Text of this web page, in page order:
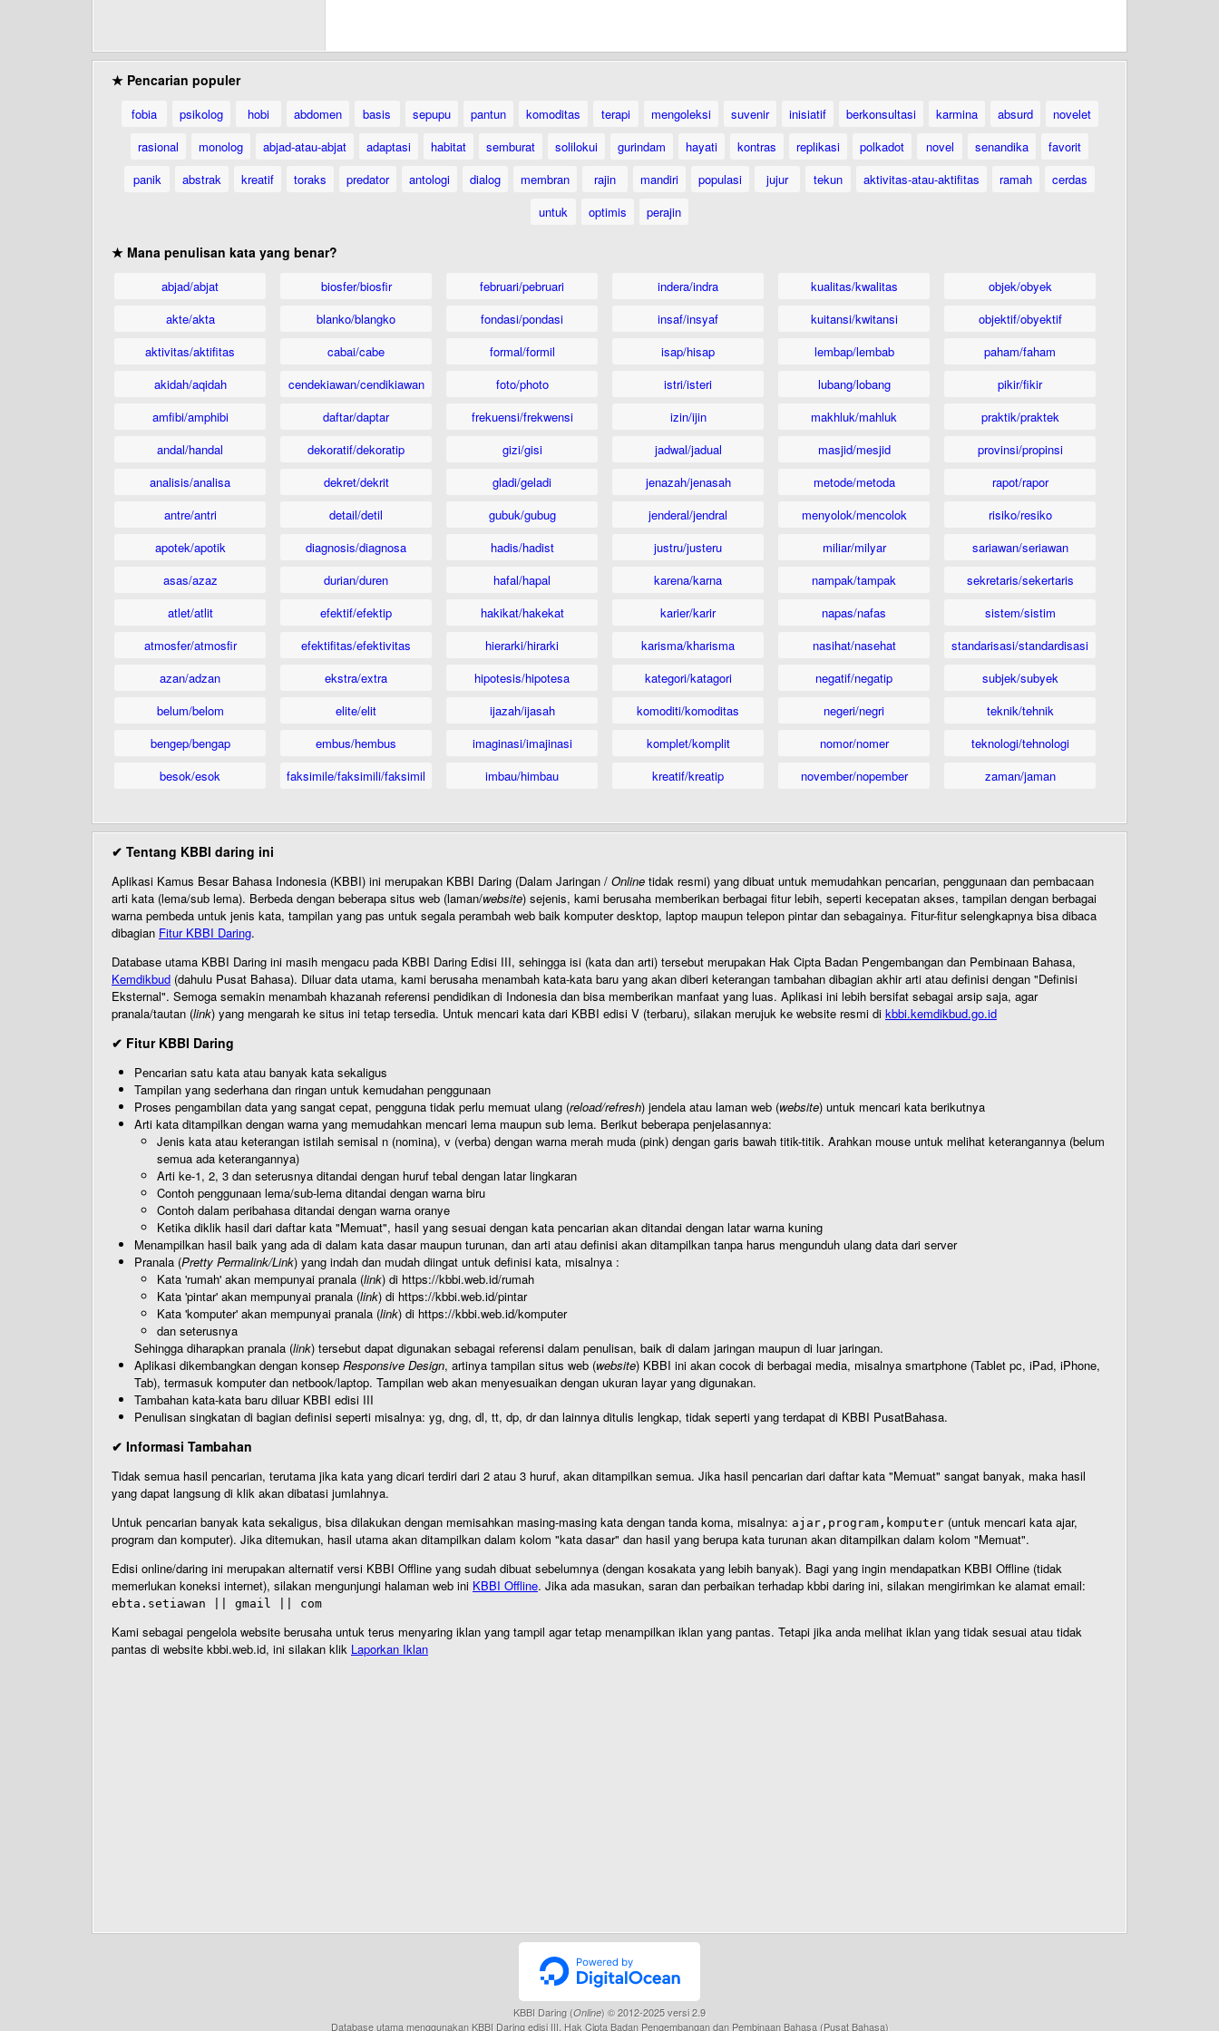
★ Pencarian populer
fobia psikolog hobi abdomen basis sepupu pantun komoditas terapi mengoleksi suvenir inisiatif berkonsultasi karmina absurd
novelet
rasional
monolog abjad-atau-abjat adaptasi habitat semburat solilokui gurindam hayati kontras replikasi polkadot novel senandika
favorit
panik
abstrak kreatif toraks predator antologi dialog membran rajin mandiri populasi jujur tekun aktivitas-atau-aktifitas ramah
cerdas
untuk
optimis perajin
★ Mana penulisan kata yang benar?
abjad/abjat
akte/akta
aktivitas/aktifitas
akidah/aqidah
amfibi/amphibi
andal/handal
analisis/analisa
antre/antri
apotek/apotik
asas/azaz
atlet/atlit
atmosfer/atmosfir
azan/adzan
belum/belom
bengep/bengap
besok/esok
biosfer/biosfir
blanko/blangko
cabai/cabe
cendekiawan/cendikiawan
daftar/daptar
dekoratif/dekoratip
dekret/dekrit
detail/detil
diagnosis/diagnosa
durian/duren
efektif/efektip
efektifitas/efektivitas
ekstra/extra
elite/elit
embus/hembus
faksimile/faksimili/faksimil
februari/pebruari
fondasi/pondasi
formal/formil
foto/photo
frekuensi/frekwensi
gizi/gisi
gladi/geladi
gubuk/gubug
hadis/hadist
hafal/hapal
hakikat/hakekat
hierarki/hirarki
hipotesis/hipotesa
ijazah/ijasah
imaginasi/imajinasi
imbau/himbau
indera/indra
insaf/insyaf
isap/hisap
istri/isteri
izin/ijin
jadwal/jadual
jenazah/jenasah
jenderal/jendral
justru/justeru
karena/karna
karier/karir
karisma/kharisma
kategori/katagori
komoditi/komoditas
komplet/komplit
kreatif/kreatip
kualitas/kwalitas
kuitansi/kwitansi
lembap/lembab
lubang/lobang
makhluk/mahluk
masjid/mesjid
metode/metoda
menyolok/mencolok
miliar/milyar
nampak/tampak
napas/nafas
nasihat/nasehat
negatif/negatip
negeri/negri
nomor/nomer
november/nopember
objek/obyek
objektif/obyektif
paham/faham
pikir/fikir
praktik/praktek
provinsi/propinsi
rapot/rapor
risiko/resiko
sariawan/seriawan
sekretaris/sekertaris
sistem/sistim
standarisasi/standardisasi
subjek/subyek
teknik/tehnik
teknologi/tehnologi
zaman/jaman
✔ Tentang KBBI daring ini
Aplikasi Kamus Besar Bahasa Indonesia (KBBI) ini merupakan KBBI Daring (Dalam Jaringan / Online tidak resmi) yang dibuat untuk memudahkan pencarian, penggunaan dan pembacaan
arti kata (lema/sub lema). Berbeda dengan beberapa situs web (laman/website) sejenis, kami berusaha memberikan berbagai fitur lebih, seperti kecepatan akses, tampilan dengan berbagai
warna pembeda untuk jenis kata, tampilan yang pas untuk segala perambah web baik komputer desktop, laptop maupun telepon pintar dan sebagainya. Fitur-fitur selengkapnya bisa dibaca
dibagian Fitur KBBI Daring.
Database utama KBBI Daring ini masih mengacu pada KBBI Daring Edisi III, sehingga isi (kata dan arti) tersebut merupakan Hak Cipta Badan Pengembangan dan Pembinaan Bahasa,
Kemdikbud (dahulu Pusat Bahasa). Diluar data utama, kami berusaha menambah kata-kata baru yang akan diberi keterangan tambahan dibagian akhir arti atau definisi dengan "Definisi
Eksternal". Semoga semakin menambah khazanah referensi pendidikan di Indonesia dan bisa memberikan manfaat yang luas. Aplikasi ini lebih bersifat sebagai arsip saja, agar
pranala/tautan (link) yang mengarah ke situs ini tetap tersedia. Untuk mencari kata dari KBBI edisi V (terbaru), silakan merujuk ke website resmi di kbbi.kemdikbud.go.id
✔ Fitur KBBI Daring
Pencarian satu kata atau banyak kata sekaligus
Tampilan yang sederhana dan ringan untuk kemudahan penggunaan
Proses pengambilan data yang sangat cepat, pengguna tidak perlu memuat ulang (reload/refresh) jendela atau laman web (website) untuk mencari kata berikutnya
Arti kata ditampilkan dengan warna yang memudahkan mencari lema maupun sub lema. Berikut beberapa penjelasannya:
Jenis kata atau keterangan istilah semisal n (nomina), v (verba) dengan warna merah muda (pink) dengan garis bawah titik-titik. Arahkan mouse untuk melihat keterangannya (belum
semua ada keterangannya)
Arti ke-1, 2, 3 dan seterusnya ditandai dengan huruf tebal dengan latar lingkaran
Contoh penggunaan lema/sub-lema ditandai dengan warna biru
Contoh dalam peribahasa ditandai dengan warna oranye
Ketika diklik hasil dari daftar kata "Memuat", hasil yang sesuai dengan kata pencarian akan ditandai dengan latar warna kuning
Menampilkan hasil baik yang ada di dalam kata dasar maupun turunan, dan arti atau definisi akan ditampilkan tanpa harus mengunduh ulang data dari server
Pranala (Pretty Permalink/Link) yang indah dan mudah diingat untuk definisi kata, misalnya :
Kata 'rumah' akan mempunyai pranala (link) di https://kbbi.web.id/rumah
Kata 'pintar' akan mempunyai pranala (link) di https://kbbi.web.id/pintar
Kata 'komputer' akan mempunyai pranala (link) di https://kbbi.web.id/komputer
dan seterusnya
Sehingga diharapkan pranala (link) tersebut dapat digunakan sebagai referensi dalam penulisan, baik di dalam jaringan maupun di luar jaringan.
Aplikasi dikembangkan dengan konsep Responsive Design, artinya tampilan situs web (website) KBBI ini akan cocok di berbagai media, misalnya smartphone (Tablet pc, iPad, iPhone,
Tab), termasuk komputer dan netbook/laptop. Tampilan web akan menyesuaikan dengan ukuran layar yang digunakan.
Tambahan kata-kata baru diluar KBBI edisi III
Penulisan singkatan di bagian definisi seperti misalnya: yg, dng, dl, tt, dp, dr dan lainnya ditulis lengkap, tidak seperti yang terdapat di KBBI PusatBahasa.
✔ Informasi Tambahan
Tidak semua hasil pencarian, terutama jika kata yang dicari terdiri dari 2 atau 3 huruf, akan ditampilkan semua. Jika hasil pencarian dari daftar kata "Memuat" sangat banyak, maka hasil
yang dapat langsung di klik akan dibatasi jumlahnya.
Untuk pencarian banyak kata sekaligus, bisa dilakukan dengan memisahkan masing-masing kata dengan tanda koma, misalnya: ajar,program,komputer (untuk mencari kata ajar,
program dan komputer). Jika ditemukan, hasil utama akan ditampilkan dalam kolom "kata dasar" dan hasil yang berupa kata turunan akan ditampilkan dalam kolom "Memuat".
Edisi online/daring ini merupakan alternatif versi KBBI Offline yang sudah dibuat sebelumnya (dengan kosakata yang lebih banyak). Bagi yang ingin mendapatkan KBBI Offline (tidak
memerlukan koneksi internet), silakan mengunjungi halaman web ini KBBI Offline. Jika ada masukan, saran dan perbaikan terhadap kbbi daring ini, silakan mengirimkan ke alamat email:
ebta.setiawan || gmail || com
Kami sebagai pengelola website berusaha untuk terus menyaring iklan yang tampil agar tetap menampilkan iklan yang pantas. Tetapi jika anda melihat iklan yang tidak sesuai atau tidak
pantas di website kbbi.web.id, ini silakan klik Laporkan Iklan
KBBI Daring (Online) © 2012-2025 versi 2.9
Database utama menggunakan KBBI Daring edisi III, Hak Cipta Badan Pengembangan dan Pembinaan Bahasa (Pusat Bahasa)